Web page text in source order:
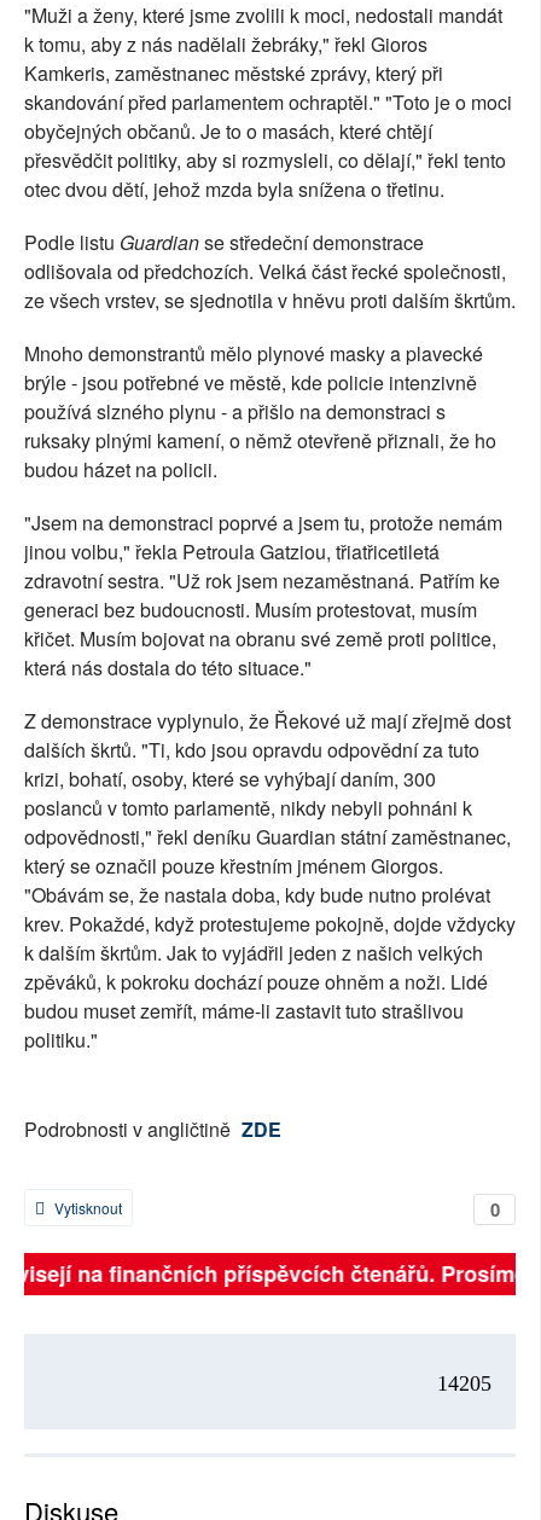
"Muži a ženy, které jsme zvolili k moci, nedostali mandát
k tomu, aby z nás nadělali žebráky," řekl Gioros
Kamkeris, zaměstnanec městské zprávy, který při
skandování před parlamentem ochraptěl." "Toto je o moci
obyčejných občanů. Je to o masách, které chtějí
přesvědčit politiky, aby si rozmysleli, co dělají," řekl tento
otec dvou dětí, jehož mzda byla snížena o třetinu.
Podle listu Guardianse středeční demonstrace
odlišovala od předchozích. Velká část řecké společnosti,
ze všech vrstev, se sjednotila v hněvu proti dalším škrtům.
Mnoho demonstrantů mělo plynové masky a plavecké
brýle - jsou potřebné ve městě, kde policie intenzivně
používá slzného plynu - a přišlo na demonstraci s
ruksaky plnými kamení, o němž otevřeně přiznali, že ho
budou házet na policii.
"Jsem na demonstraci poprvé a jsem tu, protože nemám
jinou volbu," řekla Petroula Gatziou, třiatřicetiletá
zdravotní sestra. "Už rok jsem nezaměstnaná. Patřím ke
generaci bez budoucnosti. Musím protestovat, musím
křičet. Musím bojovat na obranu své země proti politice,
která nás dostala do této situace."
Z demonstrace vyplynulo, že Řekové už mají zřejmě dost
dalších škrtů. "Ti, kdo jsou opravdu odpovědní za tuto
krizi, bohatí, osoby, které se vyhýbají daním, 300
poslanců v tomto parlamentě, nikdy nebyli pohnáni k
odpovědnosti," řekl deníku Guardian státní zaměstnanec,
který se označil pouze křestním jménem Giorgos.
"Obávám se, že nastala doba, kdy bude nutno prolévat
krev. Pokaždé, když protestujeme pokojně, dojde vždycky
k dalším škrtům. Jak to vyjádřil jeden z našich velkých
zpěváků, k pokroku dochází pouze ohněm a noži. Lidé
budou muset zemřít, máme-li zastavit tuto strašlivou
politiku."
Podrobnosti v angličtině ZDE
0
Vytisknout
na finančních příspěvcích čtenářů. Prosíme,
14205
Diskuse